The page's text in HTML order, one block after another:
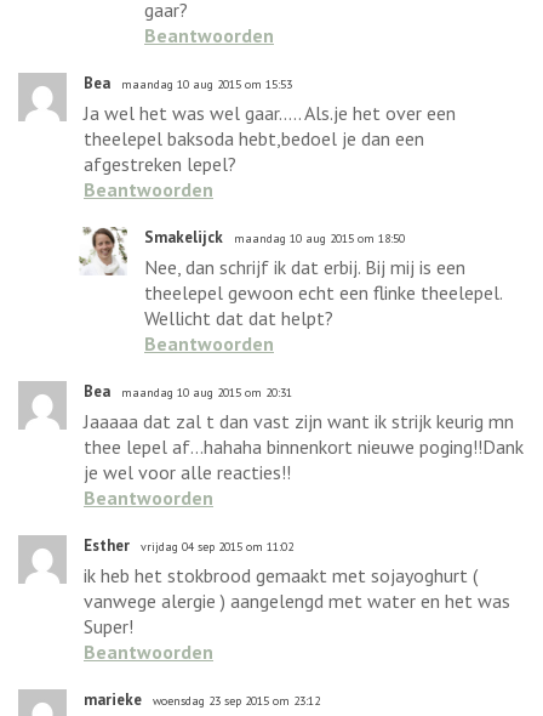
gaar?
Beantwoorden
Bea maandag 10 aug 2015 om 15:53
Ja wel het was wel gaar..... Als.je het over een
theelepel baksoda hebt,bedoel je dan een
afgestreken lepel?
Beantwoorden
Smakelijck maandag 10 aug 2015 om 18:50
Nee, dan schrijf ik dat erbij. Bij mij is een
theelepel gewoon echt een flinke theelepel.
Wellicht dat dat helpt?
Beantwoorden
Bea maandag 10 aug 2015 om 20:31
Jaaaaa dat zal t dan vast zijn want ik strijk keurig mn
thee lepel af...hahaha binnenkort nieuwe poging!!Dank
je wel voor alle reacties!!
Beantwoorden
Esther vrijdag 04 sep 2015 om 11:02
ik heb het stokbrood gemaakt met sojayoghurt (
vanwege alergie ) aangelengd met water en het was
Super!
Beantwoorden
marieke woensdag 23 sep 2015 om 23:12